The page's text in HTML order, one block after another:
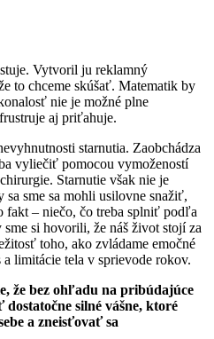
Vytvoril ju reklamný
to chceme skúšať. Matematik by
nie je možné plne
aj priťahuje.
starnutia. Zaobchádza
vyliečiť pomocou vymožeností
Starnutie však nie je
sme sa mohli usilovne snažiť,
fakt – niečo, čo treba splniť podľa
si hovorili, že náš život stojí za
toho, ako zvládame emočné
limitácie tela v sprievode rokov.
že bez ohľadu na pribúdajúce
silné vášne, ktoré
a zneisťovať sa